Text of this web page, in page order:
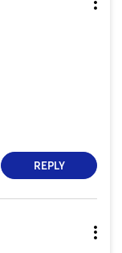
REPLY